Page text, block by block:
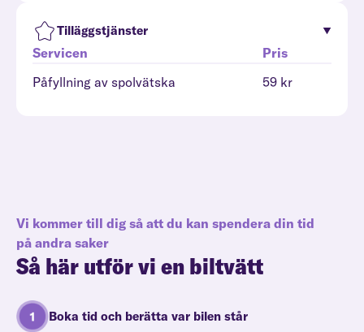
Tilläggstjänster
Servicen
Pris
Påfyllning av spolvätska
59 kr
Vi kommer till dig så att du kan spendera din tid
på andra saker
Så här utför vi en biltvätt
Boka tid och berätta var bilen står